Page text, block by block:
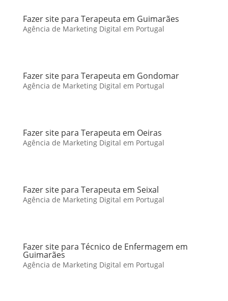
Fazer site para Terapeuta em Guimarães
Agência de Marketing Digital em Portugal
Fazer site para Terapeuta em Gondomar
Agência de Marketing Digital em Portugal
Fazer site para Terapeuta em Oeiras
Agência de Marketing Digital em Portugal
Fazer site para Terapeuta em Seixal
Agência de Marketing Digital em Portugal
Fazer site para Técnico de Enfermagem em
Guimarães
Agência de Marketing Digital em Portugal